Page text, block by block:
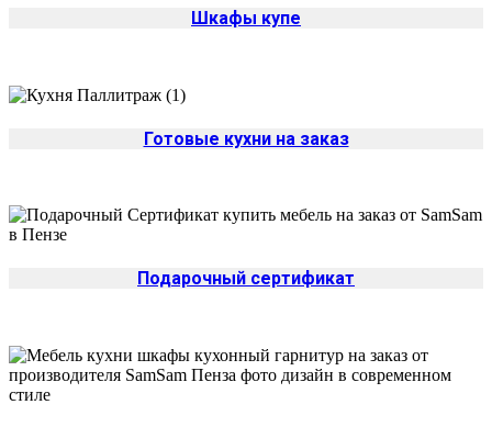
Шкафы купе
Готовые кухни на заказ
Подарочный сертификат